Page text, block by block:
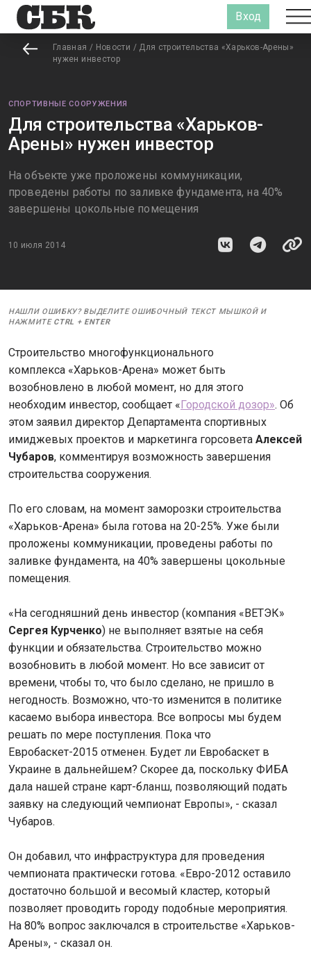
Вход
Главная / Новости / Для строительства «Харьков-Арены»
нужен инвестор
СПОРТИВНЫЕ СООРУЖЕНИЯ
Для строительства «Харьков-
Арены» нужен инвестор
На объекте уже проложены коммуникации,
проведены работы по заливке фундамента, на 40%
завершены цокольные помещения
10 июля 2014
НАШЛИ ОШИБКУ? ВЫДЕЛИТЕ ОШИБОЧНЫЙ ТЕКСТ МЫШКОЙ И
НАЖМИТЕ CTRL + ENTER
Строительство многофункционального
комплекса «Харьков-Арена» может быть
возобновлено в любой момент, но для этого
необходим инвестор, сообщает «Городской дозор». Об
этом заявил директор Департамента спортивных
имиджевых проектов и маркетинга горсовета Алексей
Чубаров, комментируя возможность завершения
строительства сооружения.
По его словам, на момент заморозки строительства
«Харьков-Арена» была готова на 20-25%. Уже были
проложены коммуникации, проведены работы по
заливке фундамента, на 40% завершены цокольные
помещения.
«На сегодняшний день инвестор (компания «ВЕТЭК»
Сергея Курченко) не выполняет взятые на себя
функции и обязательства. Строительство можно
возобновить в любой момент. Но все зависит от
времени, чтобы то, что было сделано, не пришло в
негодность. Возможно, что-то изменится в политике
касаемо выбора инвестора. Все вопросы мы будем
решать по мере поступления. Пока что
Евробаскет-2015 отменен. Будет ли Евробаскет в
Украине в дальнейшем? Скорее да, поскольку ФИБА
дала нашей стране карт-бланш, позволяющий подать
заявку на следующий чемпионат Европы», - сказал
Чубаров.
Он добавил, что инфраструктура для проведения
чемпионата практически готова. «Евро-2012 оставило
достаточно большой и весомый кластер, который
позволяет проводить городу подобные мероприятия.
На 80% вопрос заключался в строительстве «Харьков-
Арены», - сказал он.